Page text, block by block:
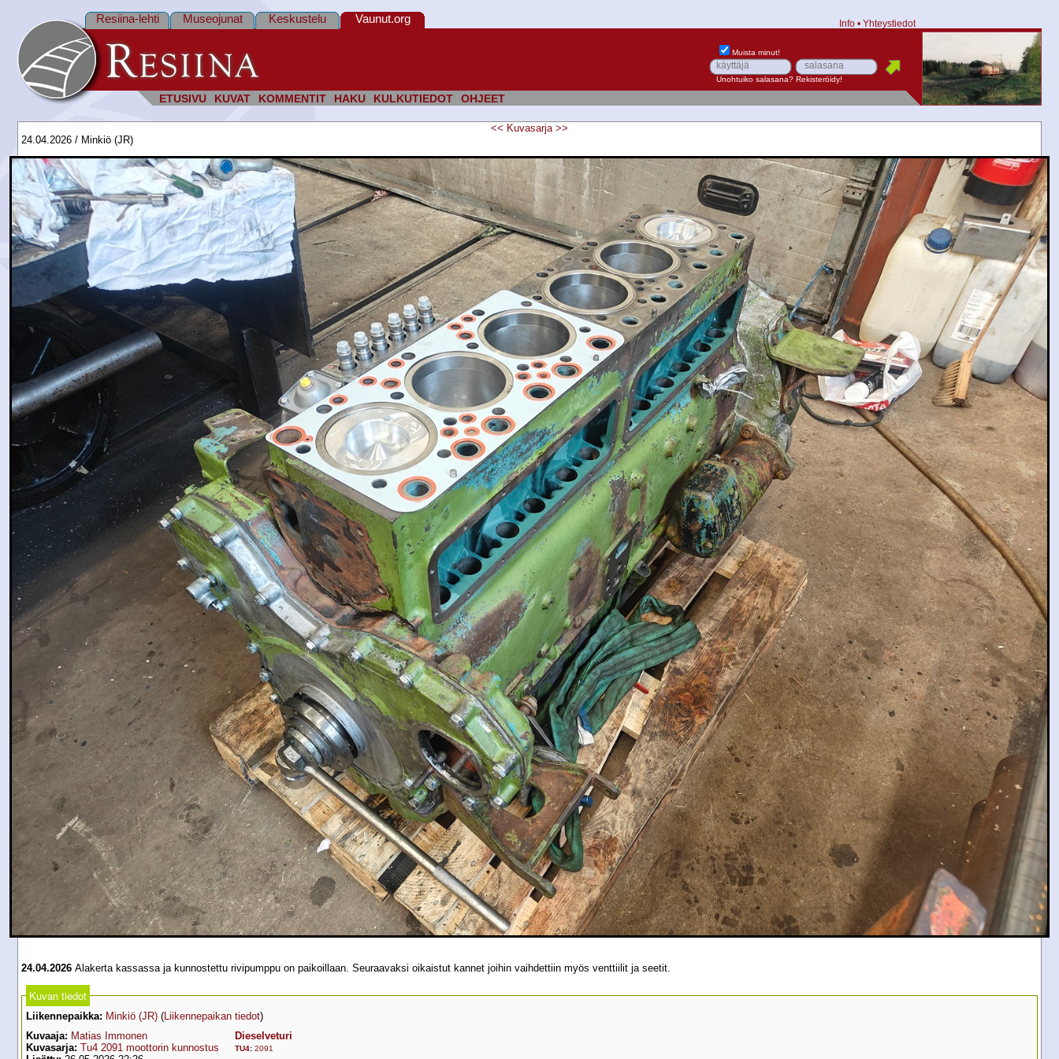
ETUSIVU KUVAT KOMMENTIT HAKU KULKUTIEDOT OHJEET
Resiina-lehti Museojunat Keskustelu Vaunut.org Info • Yhteystiedot
Muista minut!
Unohtuiko salasana? Rekisteröidy!
<< Kuvasarja >>
24.04.2026 / Minkiö (JR)
24.04.2026 Alakerta kassassa ja kunnostettu rivipumppu on paikoillaan. Seuraavaksi oikaistut kannet joihin vaihdettiin myös venttiilit ja seetit.
Kuvan tiedot
Liikennepaikka: Minkiö (JR) (Liikennepaikan tiedot)
Kuvaaja: Matias Immonen
Kuvasarja: Tu4 2091 moottorin kunnostus
Dieselveturi
TU4: 2091